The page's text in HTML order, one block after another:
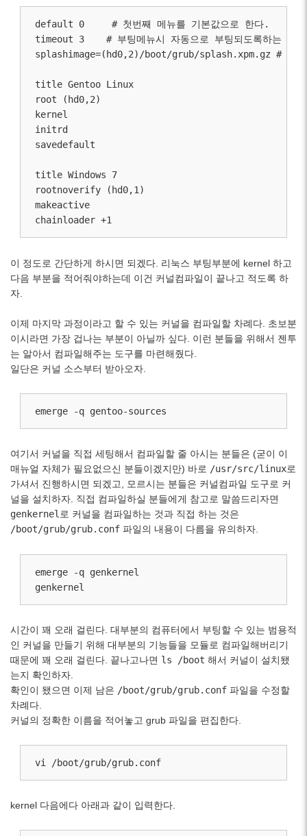
default 0     # 첫번째 메뉴를 기본값으로 한다.
timeout 3    # 부팅메뉴시 자동으로 부팅되도록하는 시
splashimage=(hd0,2)/boot/grub/splash.xpm.gz # Grub
title Gentoo Linux
root (hd0,2)
kernel
initrd
savedefault
title Windows 7
rootnoverify (hd0,1)
makeactive
이 정도로 간단하게 하시면 되겠다. 리눅스 부팅부분에 kernel 하고
다음 부분을 적어줘야하는데 이건 커널컴파일이 끝나고 적도록 하
자.
이제 마지막 과정이라고 할 수 있는 커널을 컴파일할 차례다. 초보분
이시라면 가장 겁나는 부분이 아닐까 싶다. 이런 분들을 위해서 젠투
는 알아서 컴파일해주는 도구를 마련해줬다.
일단은 커널 소스부터 받아오자.
emerge -q gentoo-sources
여기서 커널을 직접 세팅해서 컴파일할 줄 아시는 분들은 (굳이 이
매뉴얼 자체가 필요없으신 분들이겠지만) 바로 /usr/src/linux로
가셔서 진행하시면 되겠고, 모르시는 분들은 커널컴파일 도구로 커
널을 설치하자. 직접 컴파일하실 분들에게 참고로 말씀드리자면
genkernel로 커널을 컴파일하는 것과 직접 하는 것은
/boot/grub/grub.conf 파일의 내용이 다름을 유의하자.
emerge -q genkernel
genkernel
시간이 꽤 오래 걸린다. 대부분의 컴퓨터에서 부팅할 수 있는 범용적
인 커널을 만들기 위해 대부분의 기능들을 모듈로 컴파일해버리기
때문에 꽤 오래 걸린다. 끝나고나면 ls /boot 해서 커널이 설치됐
는지 확인하자.
확인이 됐으면 이제 남은 /boot/grub/grub.conf 파일을 수정할
차례다.
커널의 정확한 이름을 적어놓고 grub 파일을 편집한다.
vi /boot/grub/grub.conf
kernel 다음에다 아래과 같이 입력한다.